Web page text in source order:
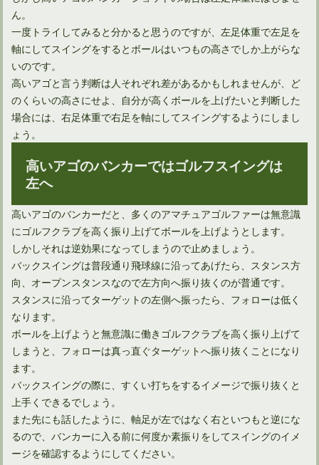
ゴルフ上達！スイング軌道「8の字」でフェアウェイキープ！
ゴルフスイングの不安はアドレスに入る順番を決めて解消
ん。
一度トライしてみると分かると思うのですが、左足体重で左足を
軸にしてスイングをするとボールはいつもの高さでしか上がらな
いのです。
高いアゴと言う判断は人それぞれ差があるかもしれませんが、ど
のくらいの高さにせよ、自分が高くボールを上げたいと判断した
場合には、右足体重で右足を軸にしてスイングするようにしまし
ょう。
高いアゴのバンカーではゴルフスイングは
左へ
高いアゴのバンカーだと、多くのアマチュアゴルファーは無意識
にゴルフクラブを高く振り上げてボールを上げようとします。
しかしそれは逆効果になってしまうので止めましょう。
バックスイングは普段通り飛球線に沿ってあげたら、スタンス方
向、オープンスタンスなので左方向へ振り抜くのが普通です。
スタンスに沿ってターゲットの左側へ振ったら、フォローは低く
なります。
ボールを上げようと無意識に働きゴルフクラブを高く振り上げて
しまうと、フォローは真っ直ぐターゲットへ振り抜くことになり
ます。
バックスイングの際に、すくい打ちをするイメージで振り抜くと
上手くできるでしょう。
また先にも話したように、軸足が左ではなく右といつもと逆にな
るので、バンカーに入る前に何度か素振りをしてスイングのイメ
ージを確認するようにしてください。